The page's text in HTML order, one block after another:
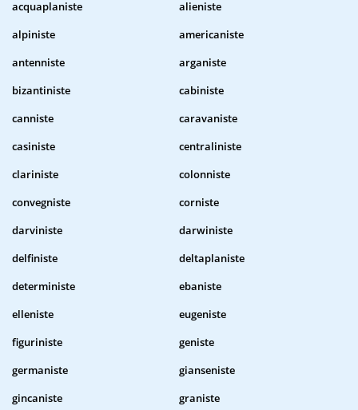
acquaplaniste
alieniste
alpiniste
americaniste
antenniste
arganiste
bizantiniste
cabiniste
canniste
caravaniste
casiniste
centraliniste
clariniste
colonniste
convegniste
corniste
darviniste
darwiniste
delfiniste
deltaplaniste
deterministe
ebaniste
elleniste
eugeniste
figuriniste
geniste
germaniste
gianseniste
gincaniste
graniste